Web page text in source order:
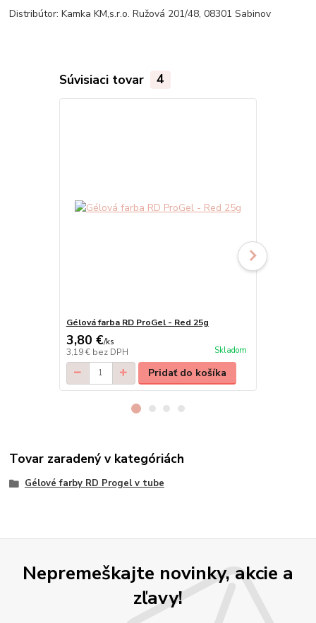
Distribútor: Kamka KM,s.r.o. Ružová 201/48, 08301 Sabinov
Súvisiaci tovar 4
Gélová farba RD ProGel - Red 25g
3,80 €/ks
3,19 € bez DPH Skladom
Pridať do košíka
Tovar zaradený v kategóriách
Gélové farby RD Progel v tube
Nepremeškajte novinky, akcie a
zľavy!